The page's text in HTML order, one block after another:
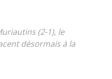
(2-1), le
désormais à la